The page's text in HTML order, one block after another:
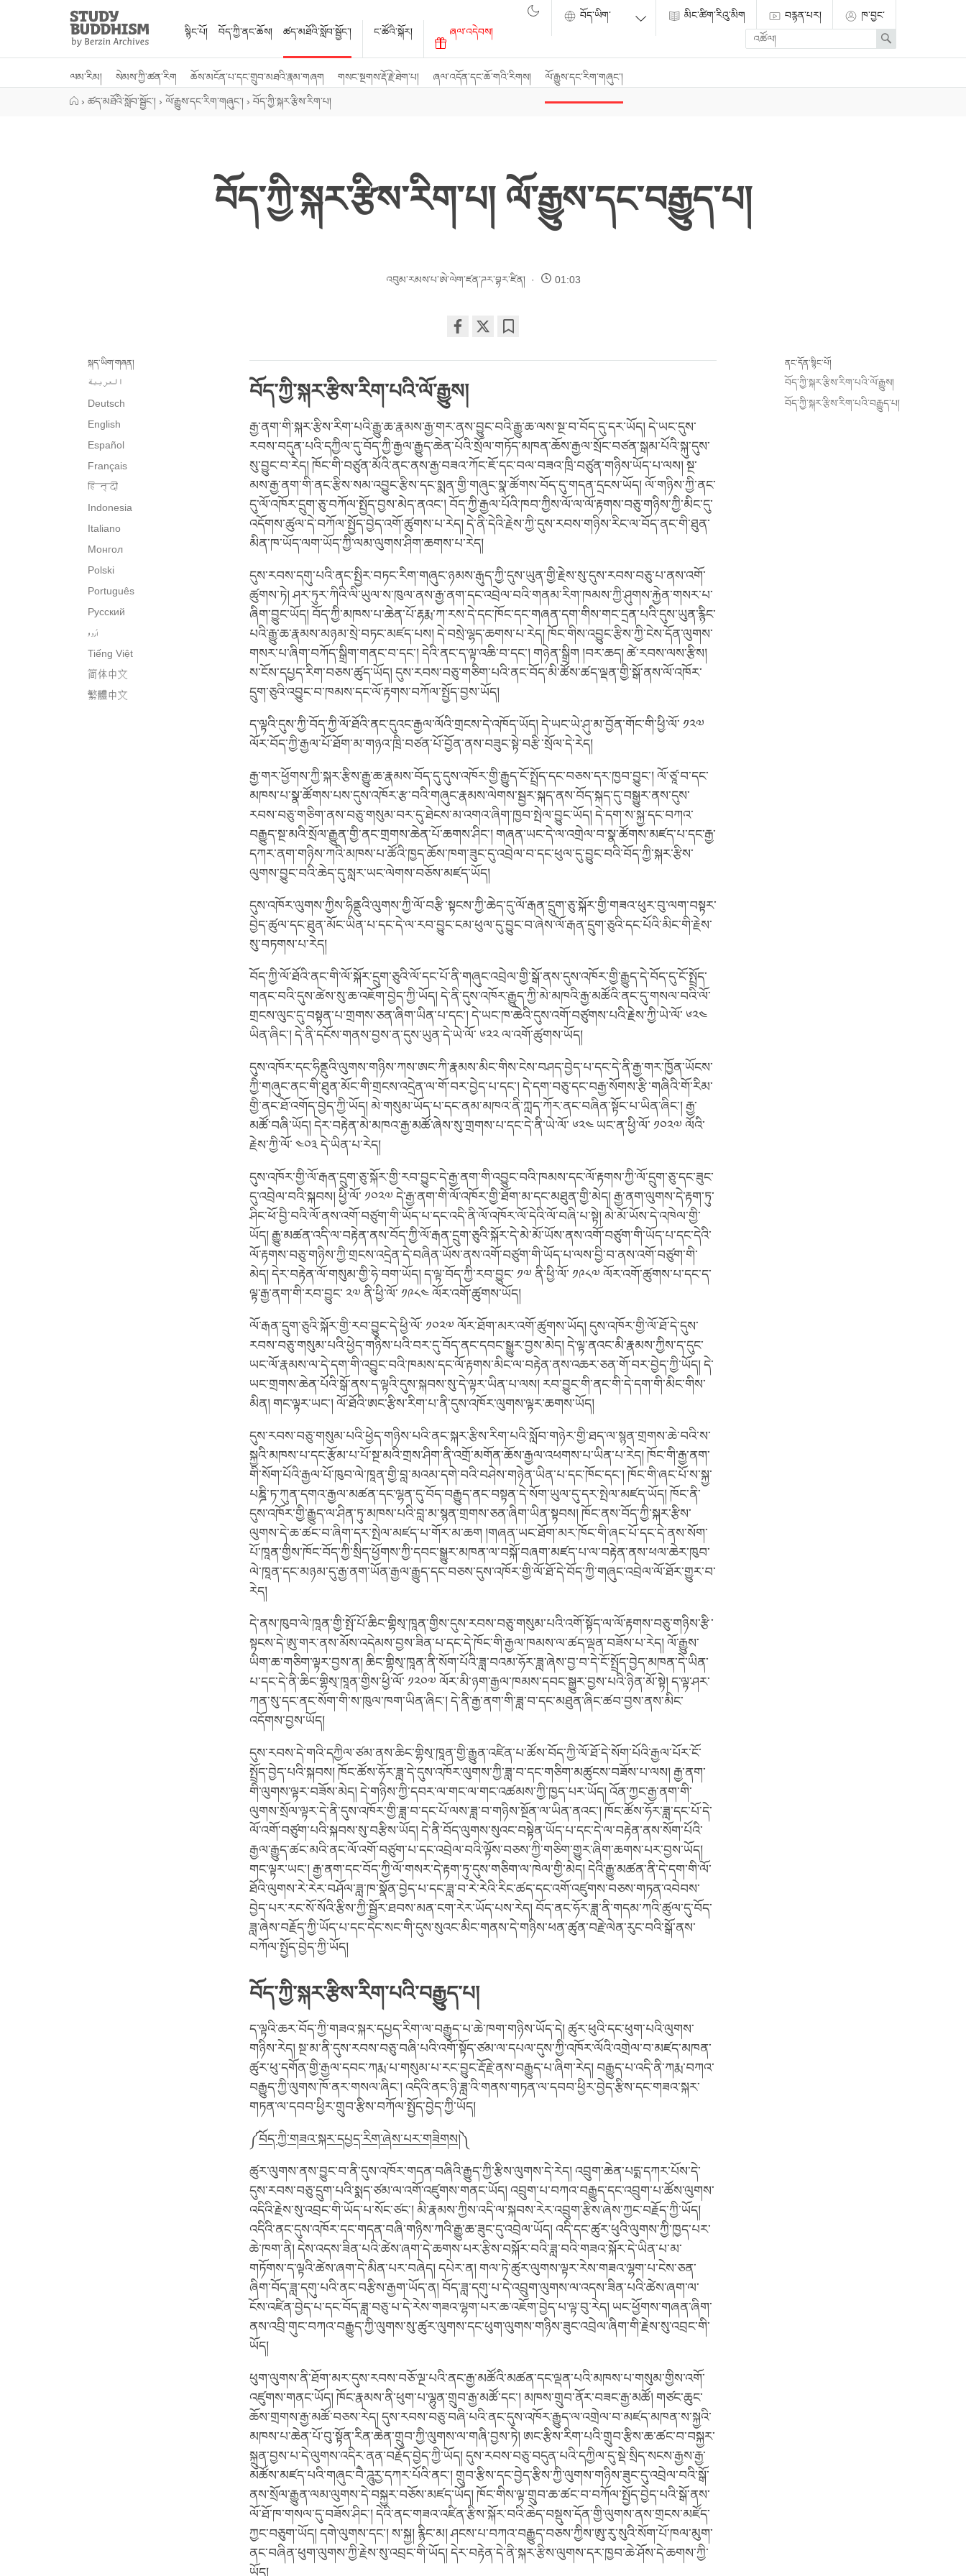
Study
Buddhism
Home
སྙིང་པོ། བོད་ཀྱི་ནང་ཆོས། ཚད་མཐོའི་སློབ་སྦྱོང་།
ལམ་རིམ། སེམས་ཀྱི་ཚན་རིག ཆོས་མངོན་པ་དང་གྲུབ་མཐའི་རྣམ་གཞག གསང་སྔགས་རྡོ་རྗེ་ཐེག་པ། ཞལ་འདོན་དང་ཆོ་གའི་རིགས། ལོ་རྒྱུས་དང་རིག་གཞུང་།
ང་ཚོའི་སྐོར། ཞལ་འདེབས།
མིང་ཚིག་རིའུ་མིག བརྙན་པར།
ཁ་བྱང་
Enter
search
term
Search
› ཚད་མཐོའི་སློབ་སྦྱོང་། › ལོ་རྒྱུས་དང་རིག་གཞུང་། › བོད་ཀྱི་སྐར་རྩིས་རིག་པ།
བོད་ཀྱི་སྐར་རྩིས་རིག་པ། ལོ་རྒྱུས་དང་བརྒྱུད་པ།
འབུམ་རམས་པ་ཨེ་ལེག་ཛན་ཌར་བྷར་ཛིན། 01:03
on
facebook
ནང་དོན་སྙིང་པོ།
བོད་ཀྱི་སྐར་རྩིས་རིག་པའི་ལོ་རྒྱུས།
བོད་ཀྱི་སྐར་རྩིས་རིག་པའི་བརྒྱུད་པ།
སྐད་ཡིག་གཞན།
العربية
Deutsch
English
Español
Français
हिन्दी
Indonesia
Italiano
Монгол
Polski
Português
Русский
اُردو
Tiếng Việt
简体中文
繁體中文
བོད་ཀྱི་སྐར་རྩིས་རིག་པའི་ལོ་རྒྱུས།
རྒྱ་ནག་གི་སྐར་རྩིས་རིག་པའི་རྒྱུ་ཆ་རྣམས་རྒྱ་གར་ནས་བྱུང་བའི་རྒྱུ་ཆ་ལས་སྔ་བ་བོད་དུ་དར་ཡོད། དེ་ཡང་དུས་
རབས་བདུན་པའི་དཀྱིལ་དུ་བོད་ཀྱི་རྒྱལ་རྒྱུད་ཆེན་པོའི་སྲོལ་གཏོད་མཁན་ཆོས་རྒྱལ་སྲོང་བཙན་སྒམ་པོའི་སྐུ་དུས་
སུ་བྱུང་བ་རེད། ཁོང་གི་བཙུན་མོའི་ནང་ནས་རྒྱ་བཟའ་ཀོང་ཇོ་དང་བལ་བཟའ་ཁྲི་བཙུན་གཉིས་ཡོད་པ་ལས། སྔ་
མས་རྒྱ་ནག་གི་ནང་རྩིས་སམ་འབྱུང་རྩིས་དང་སྨན་གྱི་གཞུང་སྣ་ཚོགས་བོད་དུ་གདན་དྲངས་ཡོད། ལོ་གཉིས་ཀྱི་ནང་
དུ་ལོ་འཁོར་དྲུག་ཅུ་བཀོལ་སྤྱོད་བྱས་མེད་ནའང་། བོད་ཀྱི་རྒྱལ་པོའི་ཁབ་ཀྱིས་ལོ་ལ་ལོ་རྟགས་བཅུ་གཉིས་ཀྱི་མིང་དུ་
འདོགས་ཚུལ་དེ་བཀོལ་སྤྱོད་བྱེད་འགོ་ཚུགས་པ་རེད། དེ་ནི་དེའི་རྗེས་ཀྱི་དུས་རབས་གཉིས་རིང་ལ་བོད་ནང་གི་ཐུན་
མིན་ཁ་ཡོད་ལག་ཡོད་ཀྱི་ལམ་ལུགས་ཤིག་ཆགས་པ་རེད།
དུས་རབས་དགུ་པའི་ནང་སྤྱིར་བཏང་རིག་གཞུང་ཉམས་རྒུད་ཀྱི་དུས་ཡུན་གྱི་རྗེས་སུ་དུས་རབས་བཅུ་པ་ནས་འགོ་
ཚུགས་ཏེ། ཤར་ཏུར་ཀིའི་ལི་ཡུལ་ས་ཁུལ་ནས་རྒྱ་ནག་དང་འབྲེལ་བའི་གནམ་རིག་ཁམས་ཀྱི་ཤུགས་རྐྱེན་གསར་པ་
ཞིག་བྱུང་ཡོད། བོད་ཀྱི་མཁས་པ་ཆེན་པོ་རྷརྨ་ཀ་རས་དེ་དང་ཁོང་དང་གཞན་དག་གིས་གང་དྲན་པའི་དུས་ཡུན་རྙིང་
པའི་རྒྱུ་ཆ་རྣམས་མཉམ་སྲེ་བཏང་མཛད་པས། དེ་བསྲེ་ལྷད་ཆགས་པ་རེད། ཁོང་གིས་འབྱུང་རྩིས་ཀྱི་ངེས་དོན་ལུགས་
གསར་པ་ཞིག་བཀོད་སྒྲིག་གནང་བ་དང་། དེའི་ནང་ད་ལྟ་འཆི་བ་དང་། གཉེན་སྒྲིག །བར་ཆད། ཚེ་རབས་ལས་རྩིས།
ས་ངོས་དཔྱད་རིག་བཅས་ཚུད་ཡོད། དུས་རབས་བཅུ་གཅིག་པའི་ནང་བོད་མི་ཚོས་ཚད་ལྡན་གྱི་སྒོ་ནས་ལོ་འཁོར་
དྲུག་ཅུའི་འབྱུང་བ་ཁམས་དང་ལོ་རྟགས་བཀོལ་སྤྱོད་བྱས་ཡོད།
ད་ལྟའི་དུས་ཀྱི་བོད་ཀྱི་ལོ་ཐོའི་ནང་དུའང་རྒྱལ་ལོའི་གྲངས་དེ་འཁོད་ཡོད། དེ་ཡང་ཡེ་ཤུ་མ་བྱོན་གོང་གི་ཕྱི་ལོ་ ༡༢༧
ལོར་བོད་ཀྱི་རྒྱལ་པོ་ཐོག་མ་གཉའ་ཁྲི་བཙན་པོ་བྱོན་ནས་བཟུང་སྟེ་བརྩི་སྲོལ་དེ་རེད།
རྒྱ་གར་ཕྱོགས་ཀྱི་སྐར་རྩིས་རྒྱུ་ཆ་རྣམས་བོད་དུ་དུས་འཁོར་གྱི་རྒྱུད་ངོ་སྤྲོད་དང་བཅས་དར་ཁྱབ་བྱུང་། ལོ་ཙཱ་བ་དང་
མཁས་པ་སྣ་ཚོགས་པས་དུས་འཁོར་རྩ་བའི་གཞུང་རྣམས་ལེགས་སྦྱར་སྐད་ནས་བོད་སྐད་དུ་བསྒྱུར་ནས་དུས་
རབས་བཅུ་གཅིག་ནས་བཅུ་གསུམ་བར་དུ་ཐེངས་མ་འགའ་ཞིག་ཁྱབ་སྤེལ་བྱུང་ཡོད། དེ་དག་ས་སྐྱ་དང་བཀའ་
བརྒྱུད་སྔ་མའི་སྲོལ་རྒྱུན་གྱི་ནང་གྲགས་ཆེན་པོ་ཆགས་ཤིང་། གཞན་ཡང་དེ་ལ་འགྲེལ་བ་སྣ་ཚོགས་མཛད་པ་དང་རྒྱ་
དཀར་ནག་གཉིས་ཀའི་མཁས་པ་ཚོའི་ཁྱད་ཆོས་ཁག་ཟུང་དུ་འབྲེལ་བ་དང་ཕུལ་དུ་བྱུང་བའི་བོད་ཀྱི་སྐར་རྩིས་
ལུགས་བྱུང་བའི་ཆེད་དུ་སླར་ཡང་ལེགས་བཅོས་མཛད་ཡོད།
དུས་འཁོར་ལུགས་ཀྱིས་ཧིནྡུའི་ལུགས་ཀྱི་ལོ་བརྩི་སྟངས་ཀྱི་ཆེད་དུ་ལོ་རྒན་དྲུག་ཅུ་སྐོར་གྱི་གཟའ་ཕུར་བུ་ལག་བསྟར་
བྱེད་ཚུལ་དང་ཐུན་མོང་ཡིན་པ་དང་དེ་ལ་རབ་བྱུང་ངམ་ཕུལ་དུ་བྱུང་བ་ཞེས་ལོ་རྒན་དྲུག་ཅུའི་དང་པོའི་མིང་གི་རྗེས་
སུ་བཏགས་པ་རེད།
བོད་ཀྱི་ལོ་ཐོའི་ནང་གི་ལོ་སྐོར་དྲུག་ཅུའི་ལོ་དང་པོ་ནི་གཞུང་འབྲེལ་གྱི་སྒོ་ནས་དུས་འཁོར་གྱི་རྒྱུད་དེ་བོད་དུ་ངོ་སྤྲོད་
གནང་བའི་དུས་ཚེས་སུ་ཆ་འཇོག་བྱེད་ཀྱི་ཡོད། དེ་ནི་དུས་འཁོར་རྒྱུད་ཀྱི་མེ་མཁའི་རྒྱ་མཚོའི་ནང་དུ་གསལ་བའི་ལོ་
གྲངས་ལུང་དུ་བསྟན་པ་གྲགས་ཅན་ཞིག་ཡིན་པ་དང་། དེ་ཡང་ཁ་ཆེའི་དུས་འགོ་བཙུགས་པའི་རྗེས་ཀྱི་ཡེ་ལོ་ ༦༢༤
ཡིན་ཞིང་། དེ་ནི་དངོས་གནས་བྱས་ན་དུས་ཡུན་དེ་ཡེ་ལོ་ ༦༢༢ ལ་འགོ་ཚུགས་ཡོད།
དུས་འཁོར་དང་ཧིནྡུའི་ལུགས་གཉིས་ཀས་ཨང་ཀི་རྣམས་མིང་གིས་ངེས་བཤད་བྱེད་པ་དང་དེ་ནི་རྒྱ་གར་ཁྱོན་ཡོངས་
ཀྱི་གཞུང་ནང་གི་ཐུན་མོང་གི་གྲངས་འདྲེན་ལ་གོ་བར་བྱེད་པ་དང་། དེ་དག་བཅུ་དང་བརྒྱ་སོགས་རྩི་གཞིའི་གོ་རིམ་
གྱི་ནང་ཐོ་འགོད་བྱེད་ཀྱི་ཡོད། མེ་གསུམ་ཡོད་པ་དང་ནམ་མཁའ་ནི་ཀླད་ཀོར་ནང་བཞིན་སྟོང་པ་ཡིན་ཞིང་། རྒྱ་
མཚོ་བཞི་ཡོད། དེར་བརྟེན་མེ་མཁའ་རྒྱ་མཚོ་ཞེས་སུ་གྲགས་པ་དང་དེ་ནི་ཡེ་ལོ་ ༦༢༤ ཡང་ན་ཕྱི་ལོ་ ༡༠༢༧ ལོའི་
རྗེས་ཀྱི་ལོ་ ༤༠༣ དེ་ཡིན་པ་རེད།
དུས་འཁོར་གྱི་ལོ་རྒན་དྲུག་ཅུ་སྐོར་གྱི་རབ་བྱུང་དེ་རྒྱ་ནག་གི་འབྱུང་བའི་ཁམས་དང་ལོ་རྟགས་ཀྱི་ལོ་དྲུག་ཅུ་དང་ཟུང་
དུ་འབྲེལ་བའི་སྐབས། ཕྱི་ལོ་ ༡༠༢༧ དེ་རྒྱ་ནག་གི་ལོ་འཁོར་གྱི་ཐོག་མ་དང་མཐུན་གྱི་མེད། རྒྱ་ནག་ལུགས་དེ་རྟག་ཏུ་
ཤིང་ཕོ་བྱི་བའི་ལོ་ནས་འགོ་བཙུག་གི་ཡོད་པ་དང་འདི་ནི་ལོ་འཁོར་ལོ་དེའི་ལོ་བཞི་པ་སྟེ། མེ་མོ་ཡོས་དེ་འཁེལ་གྱི་
ཡོད། རྒྱུ་མཚན་འདི་ལ་བརྟེན་ནས་བོད་ཀྱི་ལོ་རྒན་དྲུག་ཅུའི་སྐོར་དེ་མེ་མོ་ཡོས་ནས་འགོ་བཙུག་གི་ཡོད་པ་དང་དེའི་
ལོ་རྟགས་བཅུ་གཉིས་ཀྱི་གྲངས་འདྲེན་དེ་བཞིན་ཡོས་ནས་འགོ་བཙུག་གི་ཡོད་པ་ལས་བྱི་བ་ནས་འགོ་བཙུག་གི་
མེད། དེར་བརྟེན་ལོ་གསུམ་གྱི་ཧེ་བག་ཡོད། ད་ལྟ་བོད་ཀྱི་རབ་བྱུང་ ༡༧ ནི་ཕྱི་ལོ་ ༡༩༨༧ ལོར་འགོ་ཚུགས་པ་དང་ད་
ལྟ་རྒྱ་ནག་གི་རབ་བྱུང་ ༢༧ ནི་ཕྱི་ལོ་ ༡༩༨༤ ལོར་འགོ་ཚུགས་ཡོད།
ལོ་རྒན་དྲུག་ཅུའི་སྐོར་གྱི་རབ་བྱུང་དེ་ཕྱི་ལོ་ ༡༠༢༧ ལོར་ཐོག་མར་འགོ་ཚུགས་ཡོད། དུས་འཁོར་གྱི་ལོ་ཐོ་དེ་དུས་
རབས་བཅུ་གསུམ་པའི་ཕྱེད་གཉིས་པའི་བར་དུ་བོད་ནང་དབང་སྒྱུར་བྱས་མེད། དེ་ལྟ་ནའང་མི་རྣམས་ཀྱིས་ད་དུང་
ཡང་ལོ་རྣམས་ལ་དེ་དག་གི་འབྱུང་བའི་ཁམས་དང་ལོ་རྟགས་མིང་ལ་བརྟེན་ནས་འཆར་ཅན་གོ་བར་བྱེད་ཀྱི་ཡོད། དེ་
ཡང་གྲགས་ཆེན་པོའི་སྒོ་ནས་ད་ལྟའི་དུས་སྐབས་སུ་དེ་ལྟར་ཡིན་པ་ལས། རབ་བྱུང་གི་ནང་གི་དེ་དག་གི་མིང་གིས་
མིན། གང་ལྟར་ཡང་། ལོ་ཐོའི་ཨང་རྩིས་རིག་པ་ནི་དུས་འཁོར་ལུགས་ལྟར་ཆགས་ཡོད།
དུས་རབས་བཅུ་གསུམ་པའི་ཕྱེད་གཉིས་པའི་ནང་སྐར་རྩིས་རིག་པའི་སློབ་གཉེར་གྱི་ཐད་ལ་སྙན་གྲགས་ཆེ་བའི་ས་
སྐྱའི་མཁས་པ་དང་རྩོམ་པ་པོ་སྔ་མའི་གྲས་ཤིག་ནི་འགྲོ་མགོན་ཆོས་རྒྱལ་འཕགས་པ་ཡིན་པ་རེད། ཁོང་གི་རྒྱ་ནག་
གི་སོག་པོའི་རྒྱལ་པོ་ཁུབ་ལེ་ཁཱན་གྱི་བླ་མའམ་དགེ་བའི་བཤེས་གཉེན་ཡིན་པ་དང་ཁོང་དང་། ཁོང་གི་ཞང་པོ་ས་སྐྱ་
པཎྜི་ཏ་ཀུན་དགའ་རྒྱལ་མཚན་དང་ལྷན་དུ་བོད་བརྒྱུད་ནང་བསྟན་དེ་སོག་ཡུལ་དུ་དར་སྤེལ་མཛད་ཡོད། ཁོང་ནི་
དུས་འཁོར་གྱི་རྒྱུད་ལ་ཤིན་ཏུ་མཁས་པའི་བླ་མ་སྙན་གྲགས་ཅན་ཞིག་ཡིན་སྟབས། ཁོང་ནས་བོད་ཀྱི་སྐར་རྩིས་
ལུགས་དེ་ཆ་ཚང་བ་ཞིག་དར་སྤེལ་མཛད་པ་གོར་མ་ཆག །གཞན་ཡང་ཐོག་མར་ཁོང་གི་ཞང་པོ་དང་དེ་ནས་སོག་
པོ་ཁཱན་གྱིས་ཁོང་བོད་ཀྱི་སྲིད་ཕྱོགས་ཀྱི་དབང་སྒྱུར་མཁན་ལ་བསྐོ་བཞག་མཛད་པ་ལ་བརྟེན་ནས་ཕལ་ཆེར་ཁུབ་
ལེ་ཁཱན་དང་མཉམ་དུ་རྒྱ་ནག་ཡོན་རྒྱལ་རྒྱུད་དང་བཅས་དུས་འཁོར་གྱི་ལོ་ཐོ་དེ་བོད་ཀྱི་གཞུང་འབྲེལ་ལོ་ཐོར་གྱུར་བ་
རེད།
དེ་ནས་ཁུབ་ལེ་ཁཱན་གྱི་སྤོ་པོ་ཆིང་གྷིས྄་ཁཱན་གྱིས་དུས་རབས་བཅུ་གསུམ་པའི་འགོ་སྟོད་ལ་ལོ་རྟགས་བཅུ་གཉིས་རྩི་
སྟངས་དེ་ཨུ་གར་ནས་མོས་འདེམས་བྱས་ཟིན་པ་དང་དེ་ཁོང་གི་རྒྱལ་ཁམས་ལ་ཚད་ལྡན་བཟོས་པ་རེད། ལོ་རྒྱུས་
ཡིག་ཆ་གཅིག་ལྟར་བྱས་ན། ཆིང་གྷིས྄་ཁཱན་ནི་སོག་པོའི་ཟླ་བའམ་ཧོར་ཟླ་ཞེས་བྱ་བ་དེ་ངོ་སྤྲོད་བྱེད་མཁན་དེ་ཡིན་
པ་དང་དེ་ནི་ཆིང་གྷིས྄་ཁཱན་གྱིས་ཕྱི་ལོ་ ༡༢༠༧ ལོར་མི་ཉག་རྒྱལ་ཁམས་དབང་སྒྱུར་བྱས་པའི་ཉིན་མོ་སྟེ། ད་ལྟ་ཤར་
ཀན་སུ་དང་ནང་སོག་གི་ས་ཁུལ་ཁག་ཡིན་ཞིང་། དེ་ནི་རྒྱ་ནག་གི་ཟླ་བ་དང་མཐུན་ཞིང་ཚབ་བྱས་ནས་མིང་
འདོགས་བྱས་ཡོད།
དུས་རབས་དེ་གའི་དཀྱིལ་ཙམ་ནས་ཆིང་གྷིས྄་ཁཱན་གྱི་རྒྱུན་འཛིན་པ་ཚོས་བོད་ཀྱི་ལོ་ཐོ་དེ་སོག་པོའི་རྒྱལ་པོར་ངོ་
སྤྲོད་བྱེད་པའི་སྐབས། ཁོང་ཚོས་ཧོར་ཟླ་དེ་དུས་འཁོར་ལུགས་ཀྱི་ཟླ་བ་དང་གཅིག་མཚུངས་བཟོས་པ་ལས། རྒྱ་ནག་
གི་ལུགས་ལྟར་བཟོས་མེད། དེ་གཉིས་ཀྱི་དབར་ལ་གང་ལ་གང་འཚམས་ཀྱི་ཁྱད་པར་ཡོད། འོན་ཀྱང་རྒྱ་ནག་གི་
ལུགས་སྲོལ་ལྟར་དེ་ནི་དུས་འཁོར་གྱི་ཟླ་བ་དང་པོ་ལས་ཟླ་བ་གཉིས་སྔོན་ལ་ཡིན་ནའང་། ཁོང་ཚོས་ཧོར་ཟླ་དང་པོ་དེ་
ལོ་འགོ་བཙུག་པའི་སྐབས་སུ་བརྩིས་ཡོད། དེ་ནི་བོད་ལུགས་སུའང་བསྟེན་ཡོད་པ་དང་དེ་ལ་བརྟེན་ནས་སོག་པོའི་
རྒྱལ་རྒྱུད་ཚང་མའི་ནང་ལོ་འགོ་བཙུག་པ་དང་འབྲེལ་བའི་ལྟོས་བཅས་ཀྱི་གཅིག་གྱུར་ཞིག་ཆགས་པར་བྱས་ཡོད།
གང་ལྟར་ཡང་། རྒྱ་ནག་དང་བོད་ཀྱི་ལོ་གསར་དེ་རྟག་ཏུ་དུས་གཅིག་ལ་ཁེལ་གྱི་མེད། དེའི་རྒྱུ་མཚན་ནི་དེ་དག་གི་ལོ་
ཐོའི་ལུགས་རེ་རེར་བཤོལ་ཟླ་ཁ་སྣོན་བྱེད་པ་དང་ཟླ་བ་རེ་རེའི་རིང་ཚད་དང་འགོ་འཛུགས་བཅས་གཏན་འབེབས་
བྱེད་པར་རང་སོ་སོའི་རྩིས་ཀྱི་སྦྱོར་ཐབས་མན་ངག་རེར་ཡོད་པས་རེད། བོད་ནང་ཧོར་ཟླ་ནི་གདམ་ཀའི་ཚུལ་དུ་བོད་
ཟླ་ཞེས་བརྗོད་ཀྱི་ཡོད་པ་དང་དེང་སང་གི་དུས་སུའང་མིང་གནས་དེ་གཉིས་ཕན་ཚུན་བརྗེ་ལེན་རུང་བའི་སྒོ་ནས་
བཀོལ་སྤྱོད་བྱེད་ཀྱི་ཡོད།
བོད་ཀྱི་སྐར་རྩིས་རིག་པའི་བརྒྱུད་པ།
ད་ལྟའི་ཆར་བོད་ཀྱི་གཟའ་སྐར་དཔྱད་རིག་ལ་བརྒྱུད་པ་ཆེ་ཁག་གཉིས་ཡོད་དེ། ཚུར་ཕུའི་དང་ཕུག་པའི་ལུགས་
གཉིས་རེད། སྔ་མ་ནི་དུས་རབས་བཅུ་བཞི་པའི་འགོ་སྟོད་ཙམ་ལ་དཔལ་དུས་ཀྱི་འཁོར་ལོའི་འགྲེལ་བ་མཛད་མཁན་
ཚུར་ཕུ་དགོན་གྱི་རྒྱལ་དབང་ཀརྨ་པ་གསུམ་པ་རང་བྱུང་རྡོ་རྗེ་ནས་བརྒྱུད་པ་ཞིག་རེད། བརྒྱུད་པ་འདི་ནི་ཀརྨ་བཀའ་
བརྒྱུད་ཀྱི་ལུགས་ཁོ་ནར་གསལ་ཞིང་། འདིའི་ནང་ཉི་ཟླ་འི་གནས་གཏན་ལ་དབབ་ཕྱིར་བྱེད་རྩིས་དང་གཟའ་སྐར་
གཏན་ལ་དབབ་ཕྱིར་གྲུབ་རྩིས་བཀོལ་སྤྱོད་བྱེད་ཀྱི་ཡོད།
༼བོད་ཀྱི་གཟའ་སྐར་དཔྱད་རིག་ཞེས་པར་གཟིགས།༽
ཚུར་ལུགས་ནས་བྱུང་བ་ནི་དུས་འཁོར་གདན་བཞིའི་རྒྱུད་ཀྱི་རྩིས་ལུགས་དེ་རེད། འབྲུག་ཆེན་པདྨ་དཀར་པོས་དེ་
དུས་རབས་བཅུ་དྲུག་པའི་སྨད་ཙམ་ལ་འགོ་འཛུགས་གནང་ཡོད། འབྲུག་པ་བཀའ་བརྒྱུད་དང་འབྲུག་པ་ཚོས་ལུགས་
འདིའི་རྗེས་སུ་འབྲང་གི་ཡོད་པ་སོང་ཙང་། མི་རྣམས་ཀྱིས་འདི་ལ་སྐབས་རེར་འབྲུག་རྩིས་ཞེས་ཀྱང་བརྗོད་ཀྱི་ཡོད།
འདིའི་ནང་དུས་འཁོར་དང་གདན་བཞི་གཉིས་ཀའི་རྒྱུ་ཆ་ཟུང་དུ་འབྲེལ་ཡོད། འདི་དང་ཚུར་ཕུའི་ལུགས་ཀྱི་ཁྱད་པར་
ཆེ་ཁག་ནི། དེས་འདས་ཟིན་པའི་ཚེས་ཞག་དེ་ཆགས་པར་རྩིས་བསྐོར་བའི་ཟླ་བའི་གཟའ་སྐོར་དེ་ཡིན་པ་མ་
གཏོགས་ད་ལྟའི་ཚེས་ཞག་དེ་མིན་པར་བཞེད། དཔེར་ན། གལ་ཏེ་ཚུར་ལུགས་ལྟར་རེས་གཟའ་ལྷག་པ་ངེས་ཅན་
ཞིག་བོད་ཟླ་དགུ་པའི་ནང་བརྩིས་རྒྱག་ཡོད་ན། བོད་ཟླ་དགུ་པ་དེ་འབྲུག་ལུགས་ལ་འདས་ཟིན་པའི་ཚེས་ཞག་ལ་
ངོས་འཛིན་བྱེད་པ་དང་བོད་ཟླ་བཅུ་པ་དེ་རེས་གཟའ་ལྷག་པར་ཆ་འཇོག་བྱེད་པ་ལྟ་བུ་རེད། ཡང་ཕྱོགས་གཞན་ཞིག་
ནས་འབྲི་གུང་བཀའ་བརྒྱུད་ཀྱི་ལུགས་སུ་ཚུར་ལུགས་དང་ཕུག་ལུགས་གཉིས་ཟུང་འབྲེལ་ཞིག་གི་རྗེས་སུ་འབྲང་གི་
ཡོད།
ཕུག་ལུགས་ནི་ཐོག་མར་དུས་རབས་བཅོ་ལྔ་པའི་ནང་རྒྱ་མཚོའི་མཚན་དང་ལྡན་པའི་མཁས་པ་གསུམ་གྱིས་འགོ་
འཛུགས་གནང་ཡོད། ཁོང་རྣམས་ནི་ཕུག་པ་ལྷུན་གྲུབ་རྒྱ་མཚོ་དང་། མཁས་གྲུབ་ནོར་བཟང་རྒྱ་མཚོ། གཙང་ཆུང་
ཆོས་གྲགས་རྒྱ་མཚོ་བཅས་རེད། དུས་རབས་བཅུ་བཞི་པའི་ནང་དུས་འཁོར་རྒྱུད་ལ་འགྲེལ་བ་མཛད་མཁན་ས་སྐྱའི་
མཁས་པ་ཆེན་པོ་བུ་སྟོན་རིན་ཆེན་གྲུབ་ཀྱི་ལུགས་ལ་གཞི་བྱས་ཏེ། ཨང་རྩིས་རིག་པའི་གྲུབ་རྩིས་ཆ་ཚང་བ་བསྐྱར་
སྐྲུན་བྱས་པ་དེ་ལུགས་འདིར་ནན་བརྗོད་བྱེད་ཀྱི་ཡོད། དུས་རབས་བཅུ་བདུན་པའི་དཀྱིལ་དུ་སྡེ་སྲིད་སངས་རྒྱས་རྒྱ་
མཚོས་མཛད་པའི་གཞུང་བཻ་ཌཱུརྱ་དཀར་པོའི་ནང་། གྲུབ་རྩིས་དང་བྱེད་རྩིས་ཀྱི་ལུགས་གཉིས་ཟུང་དུ་འབྲེལ་བའི་སྒོ་
ནས་སྲོལ་རྒྱུན་ལམ་ལུགས་དེ་བསྐྱར་བཅོས་མཛད་ཡོད། ཁོང་གིས་ལྟ་གྲུབ་ཆ་ཚང་བ་བཀོལ་སྤྱོད་བྱེད་པའི་སྒོ་ནས་
ལོ་ཐོ་ཁ་གསལ་དུ་བཟོས་ཤིང་། དེའི་ནང་གཟའ་འཛིན་རྩིས་སྐོར་བའི་ཆེད་བསྡུས་དོན་གྱི་ལུགས་ནས་གྲངས་མཛོད་
ཀྱང་བཅུག་ཡོད། དགེ་ལུགས་དང་། ས་སྐྱ། རྙིང་མ། ཤངས་པ་བཀའ་བརྒྱུད་བཅས་ཀྱིས་ཨུ་རུ་སུའི་སོག་པོ་ཁལ་མུག་
ནང་བཞིན་ཕུག་ལུགས་ཀྱི་རྗེས་སུ་འབྲང་གི་ཡོད། དེར་བརྟེན་དེ་ནི་སྐར་རྩིས་ལུགས་དར་ཁྱབ་ཆེ་ཤོས་དེ་ཆགས་ཀྱི་
ཡོད།